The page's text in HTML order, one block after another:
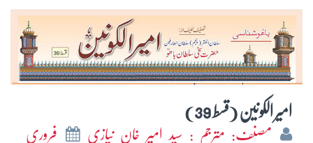
امیر الکونین (قسط 39)
مصنف: مترجم : سید امیر خان نیازی
فروری